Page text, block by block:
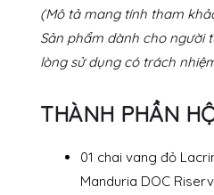
(Mô tả mang tính tham
Sản phẩm dành cho người
lòng sử dụng có trách
THÀNH PHẦN
01 chai vang đỏ
Manduria DOC